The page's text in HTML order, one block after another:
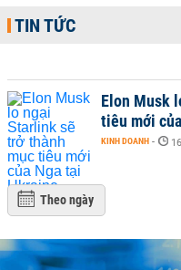
TIN TỨC
Elon Musk
tiêu mới
KINH DOANH -
Theo ngày